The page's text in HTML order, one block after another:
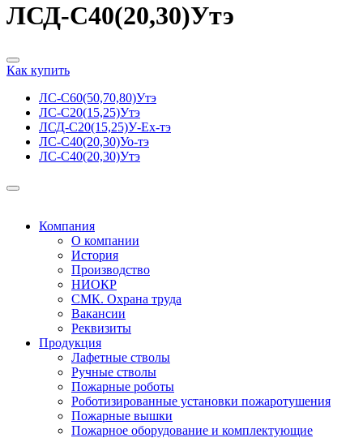
ЛСД-С40(20,30)Утэ
Как купить
ЛС-С60(50,70,80)Утэ
ЛС-С20(15,25)Утэ
ЛСД-С20(15,25)У-Ех-тэ
ЛС-С40(20,30)Уо-тэ
ЛС-С40(20,30)Утэ
Компания
О компании
История
Производство
НИОКР
СМК. Охрана труда
Вакансии
Реквизиты
Продукция
Лафетные стволы
Ручные стволы
Пожарные роботы
Роботизированные установки пожаротушения
Пожарные вышки
Пожарное оборудование и комплектующие